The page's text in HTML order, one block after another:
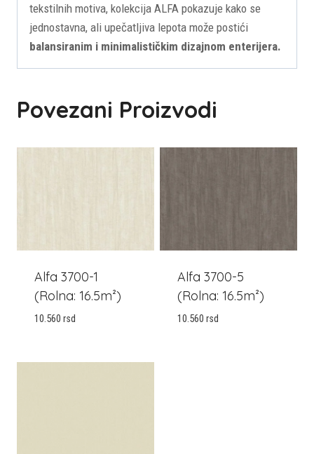
tekstilnih motiva, kolekcija ALFA pokazuje kako se
jednostavna, ali upečatljiva lepota može postići
balansiranim i minimalističkim dizajnom enterijera.
Povezani Proizvodi
Alfa 3700-1
(Rolna: 16.5m²)
10.560 rsd
Alfa 3700-5
(Rolna: 16.5m²)
10.560 rsd